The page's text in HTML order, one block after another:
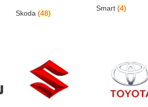
Skoda (48)
Smart (4)